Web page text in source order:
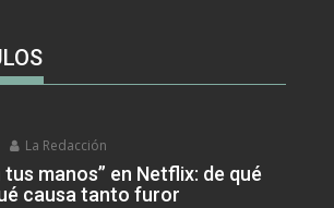
La Redacción
tus manos” en Netflix: de qué
causa tanto furor